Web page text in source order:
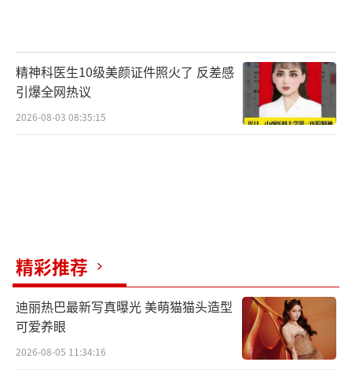
精神科医生10级美颜证件照火了 反差感
引爆全网热议
2026-08-03 08:35:15
精彩推荐
迪丽热巴最新写真曝光 美萌猫猫头造型
可爱养眼
2026-08-05 11:34:16